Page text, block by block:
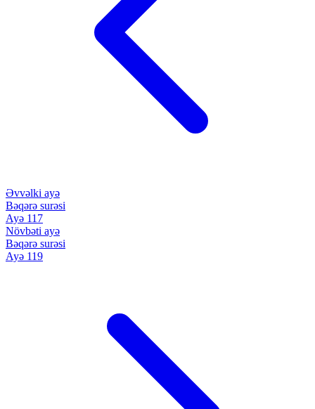
Əvvəlki ayə
Bəqərə surəsi
Ayə 117
Növbəti ayə
Bəqərə surəsi
Ayə 119